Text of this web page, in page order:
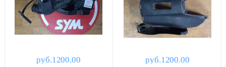
руб.1200.00 руб.1200.00